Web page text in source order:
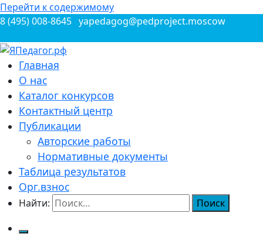
Перейти к содержимому
8 (495) 008-8645 yapedagog@pedproject.moscow
ЯПедагог.рф
Всероссийские конкурсы для педагогов
Главная
О нас
Каталог конкурсов
Контактный центр
Публикации
Авторские работы
Нормативные документы
Таблица результатов
Орг.взнос
Найти: